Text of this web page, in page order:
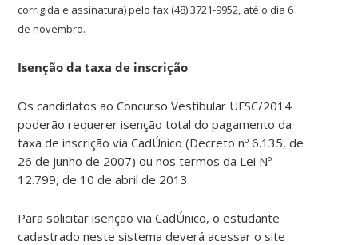
corrigida e assinatura) pelo fax (48) 3721-9952, até o dia 6
de novembro.
Isenção da taxa de inscrição
Os candidatos ao Concurso Vestibular UFSC/2014
poderão requerer isenção total do pagamento da
taxa de inscrição via CadÚnico (Decreto nº 6.135, de
26 de junho de 2007) ou nos termos da Lei Nº
12.799, de 10 de abril de 2013.
Para solicitar isenção via CadÚnico, o estudante
cadastrado neste sistema deverá acessar o site